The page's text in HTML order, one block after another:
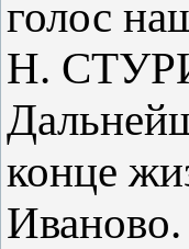
голос
Н.
конце
Иваново.